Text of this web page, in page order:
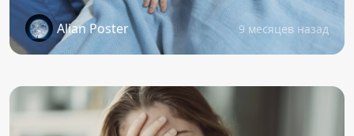
Alian Poster 9 месяцев назад